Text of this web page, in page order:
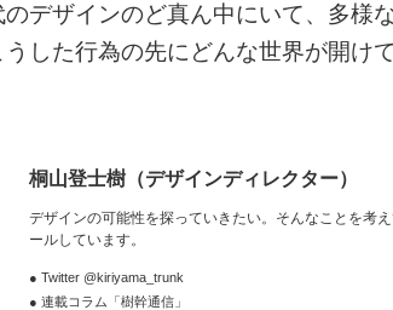
デザインのど真ん中にいて、多様
した行為の先にどんな世界が開け
桐山登士樹 （デザインディレクター）
デザインの可能性を探っていきたい。そんなことを考
ールしています。
● Twitter @kiriyama_trunk
● 連載コラム「樹幹通信」